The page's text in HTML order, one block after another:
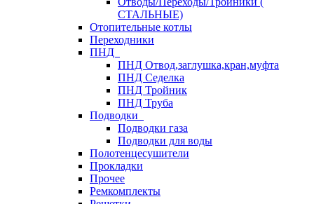
СТАЛЬНЫЕ)
Отопительные котлы
Переходники
ПНД
ПНД Отвод,заглушка,кран,муфта
ПНД Седелка
ПНД Тройник
ПНД Труба
Подводки
Подводки газа
Подводки для воды
Полотенцесушители
Прокладки
Прочее
Ремкомплекты